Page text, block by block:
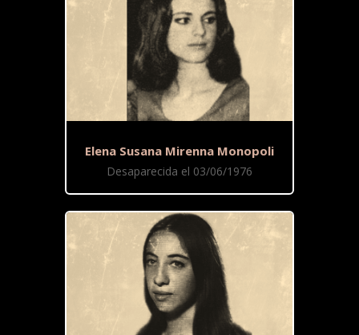
Elena Susana Mirenna Monopoli
Desaparecida el 03/06/1976